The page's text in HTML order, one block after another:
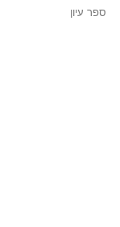
ספר עיון